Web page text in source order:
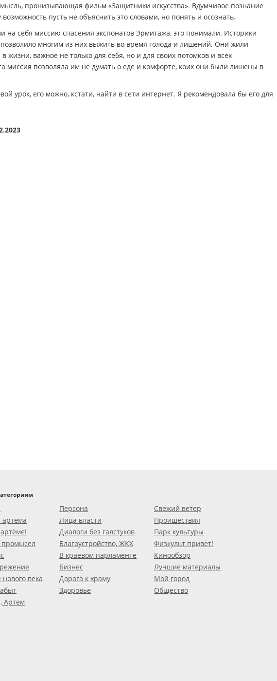
пронизывающая фильм «Защитники искусства». Вдумчивое познание
возможность пусть не объяснить это словами, но понять и осознать.
на себя миссию спасения экспонатов Эрмитажа, это понимали. Историки
многим из них выжить во время голода и лишений. Они жили
жизни, важное не только для себя, но и для своих потомков и всех
миссия позволяла им не думать о еде и комфорте, коих они были лишены в
урок, его можно, кстати, найти в сети интернет. Я рекомендовала бы его для
артёма
века
Артем
Персона
Лица власти
Диалоги без галстуков
Благоустройство, ЖКХ
В краевом парламенте
Бизнес
Дорога к храму
Здоровье
Свежий ветер
Проишествия
Парк культуры
Физкульт привет!
Кинообзор
Лучшие материалы
Мой город
Общество